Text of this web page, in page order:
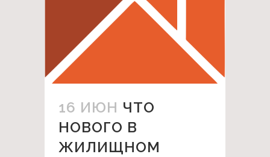
16 ИЮН ЧТО
НОВОГО В
ЖИЛИЩНОМ